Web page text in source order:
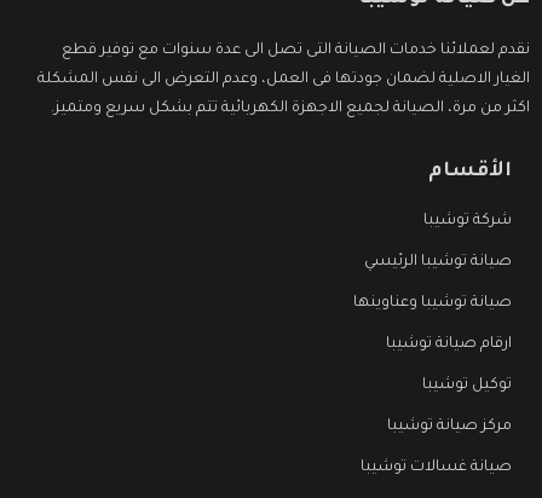
نقدم لعملائنا خدمات الصيانة التى تصل الى عدة سنوات مع توفير قطع
الغيار الاصلية لضمان جودتها فى العمل، وعدم التعرض الى نفس المشكلة
اكثر من مرة، الصيانة لجميع الاجهزة الكهربائية تتم بشكل سريع ومتميز.
الأقسام
شركة توشيبا
صيانة توشيبا الرئيسي
صيانة توشيبا وعناوينها
ارقام صيانة توشيبا
توكيل توشيبا
مركز صيانة توشيبا
صيانة غسالات توشيبا